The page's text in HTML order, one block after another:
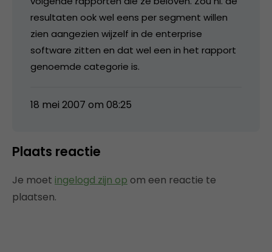
resultaten ook wel eens per segment willen
zien aangezien wijzelf in de enterprise
software zitten en dat wel een in het rapport
genoemde categorie is.
18 mei 2007 om 08:25
Plaats reactie
Je moet ingelogd zijn op om een reactie te
plaatsen.